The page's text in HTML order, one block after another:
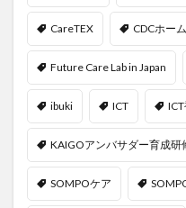
CareTEX CDCホーム
Future Care Lab in Japan
ibuki ICT
KAIGOアンバサダー育成研
SOMPOケア